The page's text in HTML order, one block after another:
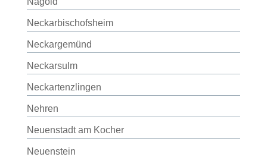
Neckarbischofsheim
Neckargemünd
Neckarsulm
Neckartenzlingen
Nehren
Neuenstadt am Kocher
Neuenstein